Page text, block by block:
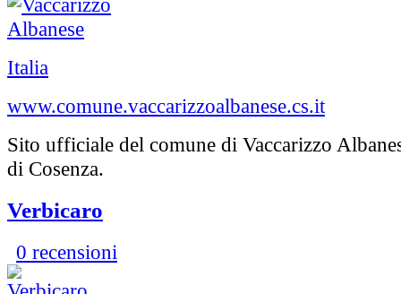
Italia
www.comune.vaccarizzoalbanese.cs.it
Sito ufficiale del comune di Vaccarizzo
di Cosenza.
Verbicaro
0 recensioni